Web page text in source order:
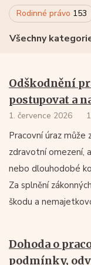
Rodinné právo 153
Všechny
Odškodnění
postupovat a
1. července 2026
Pracovní úraz
zdravotní omezení,
nebo dlouhodobé
Za splnění
škodu a
Dohoda o
podmínky,